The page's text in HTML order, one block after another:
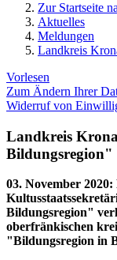
Zur Startseite
Aktuelles
Meldungen
Landkreis
Vorlesen
Zum Ändern Ihrer
Widerruf von
Landkreis
Bildungsregion"
03. November 2020:
Bildungsregion"
oberfränkischen
"Bildungsregion in